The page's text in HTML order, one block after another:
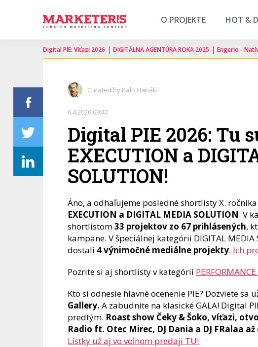
O PROJEKTE HOT &
Digital PIE: Víťazi 2026 | DIGITÁLNA AGENTÚRA ROKA 2025 | Engerio -
Curated by Palo Hapák
6.4.2026 09:42
Digital PIE 2026: Tu
EXECUTION a
SOLUTION!
Áno, a odhaľujeme posledné shortlisty X.
EXECUTION a DIGITAL MEDIA SOLUTION. V
shortlistom33 projektov zo 67 prihlásených,
kampane. V špeciálnej kategórii DIGITAL
dostali 4 výnimočné mediálne projekty. Ich
Pozrite si aj shortlisty v kategórii PERFORMANCE
Kto si odnesie hlavné ocenenie PIE? Dozviete sa
Gallery. A zabudnite na klasické GALA! Digital
predtým. Roast show Čeky & Šoko, víťazi,
Radio ft. Otec Mirec, DJ Dania a DJ FRalaa
Lístky už aj vo voľnom predaji TU!